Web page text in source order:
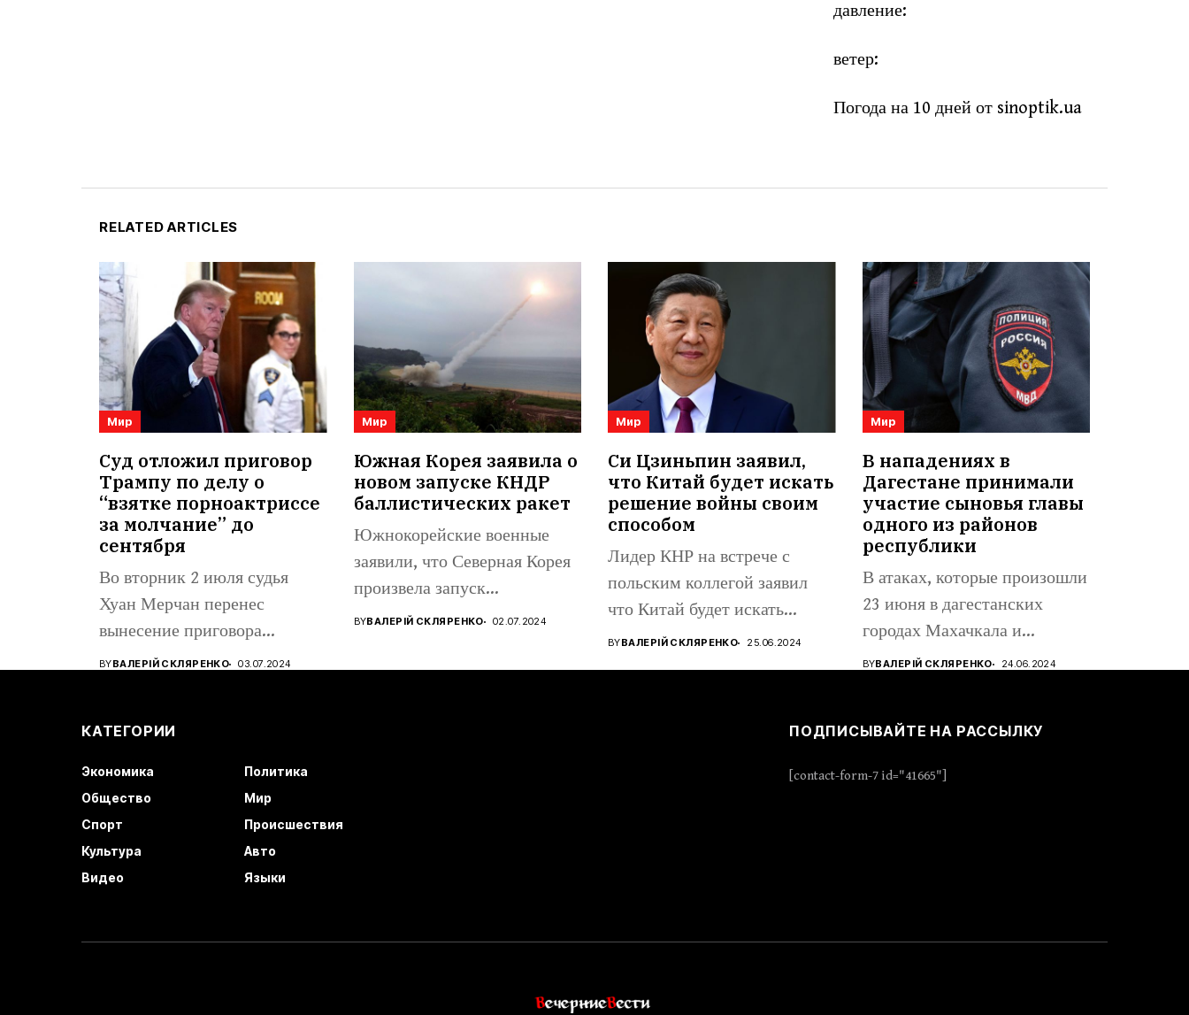
давление:
ветер:
Погода на 10 дней от sinoptik.ua
RELATED ARTICLES
Мир
Суд отложил приговор
Трампу по делу о
“взятке порноактриссе
за молчание” до
сентября
Во вторник 2 июля судья
Хуан Мерчан перенес
вынесение приговора
кандидату в...
BYВАЛЕРІЙ СКЛЯРЕНКО 03.07.2024
Мир
Южная Корея заявила о
новом запуске КНДР
баллистических ракет
Южнокорейские военные
заявили, что Северная Корея
произвела запуск
баллистической ракеты в
BYВАЛЕРІЙ СКЛЯРЕНКО 02.07.2024
Мир
Си Цзиньпин заявил,
что Китай будет искать
решение войны своим
способом
Лидер КНР на встрече с
польским коллегой заявил
что Китай будет искать...
BYВАЛЕРІЙ СКЛЯРЕНКО 25.06.2024
Мир
В нападениях в
Дагестане принимали
участие сыновья главы
одного из районов
республики
В атаках, которые произошли
23 июня в дагестанских
городах Махачкала и
Дербент,...
BYВАЛЕРІЙ СКЛЯРЕНКО 24.06.2024
КАТЕГОРИИ
Экономика
Политика
Общество
Мир
Спорт
Происшествия
Культура
Авто
Видео
Языки
ПОДПИСЫВАЙТЕ НА РАССЫЛКУ
[contact-form-7 id="41665"]